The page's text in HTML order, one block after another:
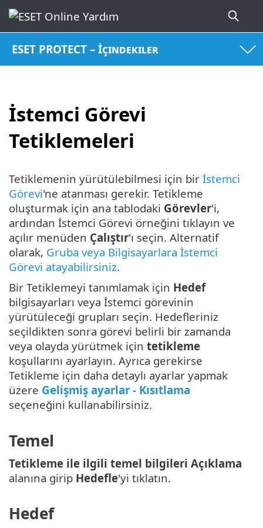
ESET PROTECT – İçindekiler
İstemci Görevi
Tetiklemeleri
Tetiklemenin yürütülebilmesi için bir İstemci
Görevi'ne atanması gerekir. Tetikleme
oluşturmak için ana tablodaki Görevler'i,
ardından İstemci Görevi örneğini tıklayın ve
açılır menüden Çalıştır'ı seçin. Alternatif
olarak, Gruba veya Bilgisayarlara İstemci
Görevi atayabilirsiniz.
Bir Tetiklemeyi tanımlamak için Hedef
bilgisayarları veya İstemci görevinin
yürütüleceği grupları seçin. Hedefleriniz
seçildikten sonra görevi belirli bir zamanda
veya olayda yürütmek için tetikleme
koşullarını ayarlayın. Ayrıca gerekirse
Tetikleme için daha detaylı ayarlar yapmak
üzere Gelişmiş ayarlar - Kısıtlama
seçeneğini kullanabilirsiniz.
Temel
Tetikleme ile ilgili temel bilgileri Açıklama
alanına girip Hedefle'yi tıklatın.
Hedef